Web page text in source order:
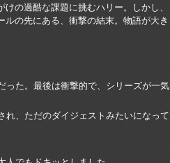
の過酷な課題に挑むハリー。しかし、
の先にある、衝撃の結末。物語が大き
った。最後は衝撃的で、シリーズが一気
れ、ただのダイジェストみたいになって